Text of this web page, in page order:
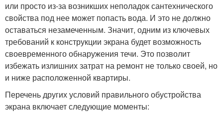
или просто из-за возникших неполадок сантехнического
свойства под нее может попасть вода. И это не должно
оставаться незамеченным. Значит, одним из ключевых
требований к конструкции экрана будет возможность
своевременного обнаружения течи. Это позволит
избежать излишних затрат на ремонт не только своей, но
и ниже расположенной квартиры.
Перечень других условий правильного обустройства
экрана включает следующие моменты: